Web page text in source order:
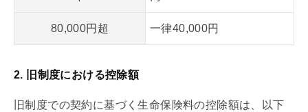
80,000円超 一律40,000円
2. 旧制度における控除額
旧制度での契約に基づく生命保険料の控除額は、以下